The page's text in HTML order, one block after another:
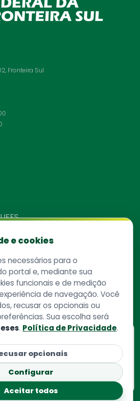
Fronteira Sul
o cadastro da instituição no
Sistema e-Mec
e cookies
necessários para o
portal e, mediante sua
funcionais e de medição
de navegação. Você
recusar os opcionais ou
Sua escolha será
. Política de Privacidade.
opcionais
Configurar
Aceitar todos